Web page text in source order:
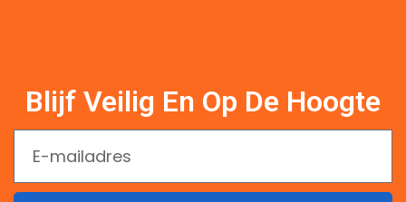
Blijf Veilig En Op De Hoogte